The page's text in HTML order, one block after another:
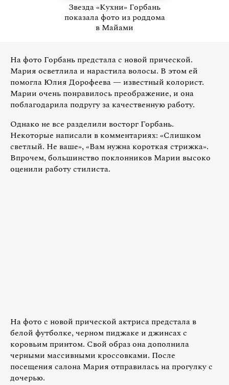
Звезда «Кухни» Горбань
показала фото из роддома
в Майами
На фото Горбань предстала с новой прической.
Мария осветлила и нарастила волосы. В этом ей
помогла Юлия Дорофеева — известный колорист.
Марии очень понравилось преображение, и она
поблагодарила подругу за качественную работу.
Однако не все разделили восторг Горбань.
Некоторые написали в комментариях: «Слишком
светлый. Не ваше», «Вам нужна короткая стрижка».
Впрочем, большинство поклонников Марии высоко
оценили работу стилиста.
На фото с новой прической актриса предстала в
белой футболке, черном пиджаке и джинсах с
коровьим принтом. Свой образ она дополнила
черными массивными кроссовками. После
посещения салона Мария отправилась на прогулку с
дочерью.